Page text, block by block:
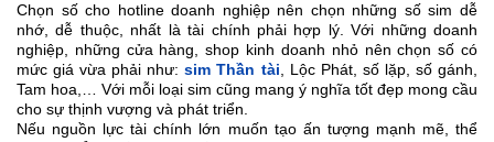
Chọn số cho hotline doanh nghiệp nên chọn những số sim dễ
nhớ, dễ thuộc, nhất là tài chính phải hợp lý. Với những doanh
nghiệp, những cửa hàng, shop kinh doanh nhỏ nên chọn số có
mức giá vừa phải như:sim Thần tài, Lộc Phát, số lặp, số gánh,
Tam hoa,… Với mỗi loại sim cũng mang ý nghĩa tốt đẹp mong cầu
cho sự thịnh vượng và phát triển.
Nếu nguồn lực tài chính lớn muốn tạo ấn tượng mạnh mẽ, thể